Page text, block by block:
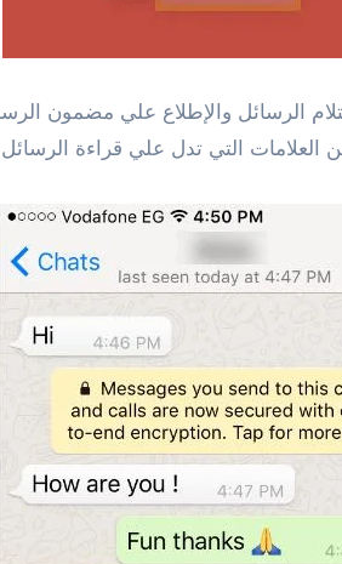
الرسائل والإطلاع علي مضمون
العلامات التي تدل علي قراءة